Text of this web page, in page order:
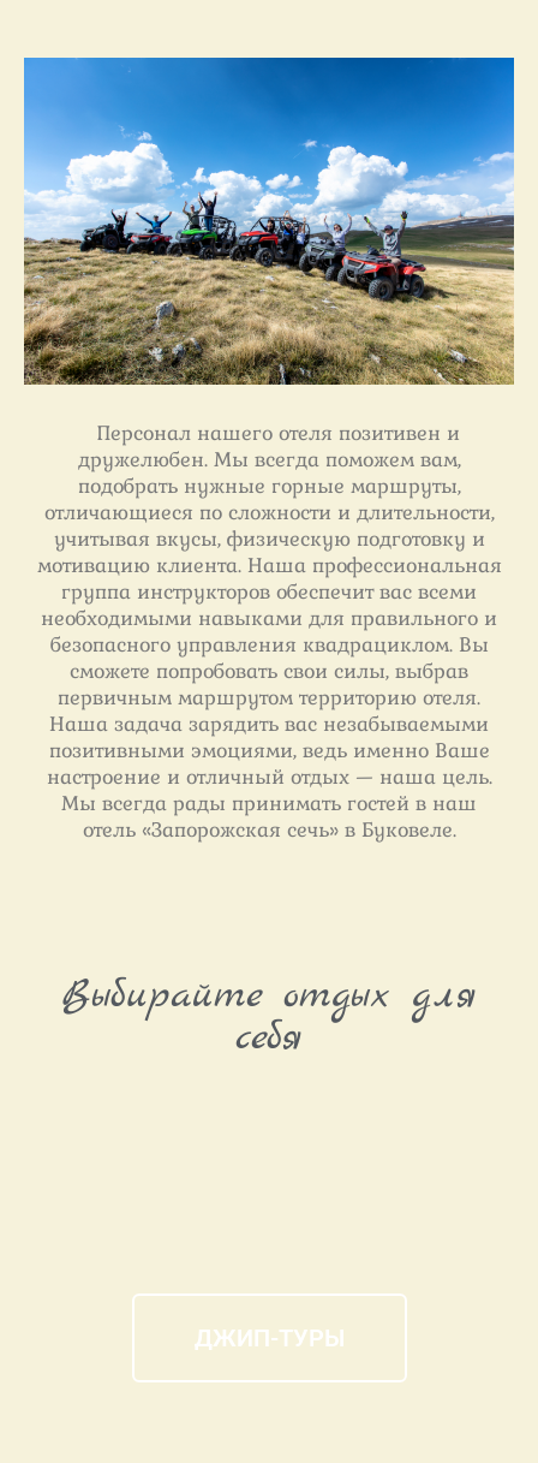
Персонал нашего отеля позитивен и
дружелюбен. Мы всегда поможем вам,
подобрать нужные горные маршруты,
отличающиеся по сложности и длительности,
учитывая вкусы, физическую подготовку и
мотивацию клиента. Наша профессиональная
группа инструкторов обеспечит вас всеми
необходимыми навыками для правильного и
безопасного управления квадрациклом. Вы
сможете попробовать свои силы, выбрав
первичным маршрутом территорию отеля.
Наша задача зарядить вас незабываемыми
позитивными эмоциями, ведь именно Ваше
настроение и отличный отдых — наша цель.
Мы всегда рады принимать гостей в наш
отель «Запорожская сечь» в Буковеле.
Выбирайте отдых для
себя
ДЖИП-ТУРЫ